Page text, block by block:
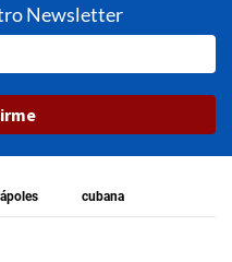
Newsletter
cubana